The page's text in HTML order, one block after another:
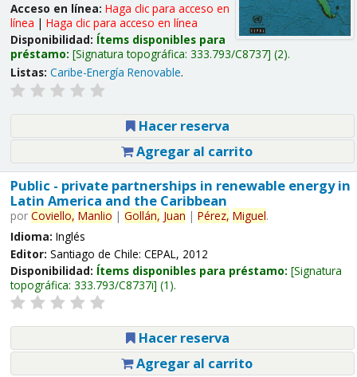
Acceso en línea: Haga clic para acceso en
línea | Haga clic para acceso en línea
Disponibilidad: Ítems disponibles para
préstamo: Signatura topográfica: 333.793/C8737 (2).
Listas: Caribe-Energía Renovable.
Hacer reserva
Agregar al carrito
Public - private partnerships in renewable energy in
Latin America and the Caribbean
por Coviello, Manlio | Gollán, Juan | Pérez, Miguel.
Idioma: Inglés
Editor: Santiago de Chile: CEPAL, 2012
Disponibilidad: Ítems disponibles para préstamo: Signatura
topográfica: 333.793/C8737i (1).
Hacer reserva
Agregar al carrito